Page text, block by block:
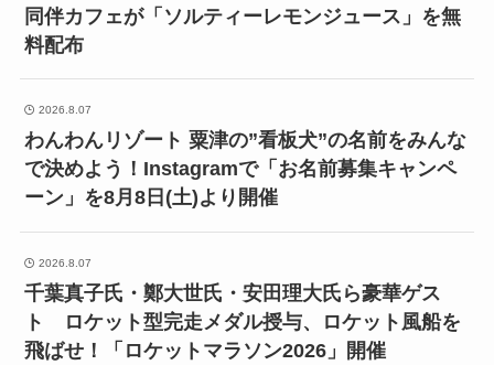
同伴カフェが「ソルティーレモンジュース」を無
料配布
2026.8.07
わんわんリゾート 粟津の”看板犬”の名前をみんな
で決めよう！Instagramで「お名前募集キャンペ
ーン」を8月8日(土)より開催
2026.8.07
千葉真子氏・鄭大世氏・安田理大氏ら豪華ゲス
ト ロケット型完走メダル授与、ロケット風船を
飛ばせ！「ロケットマラソン2026」開催